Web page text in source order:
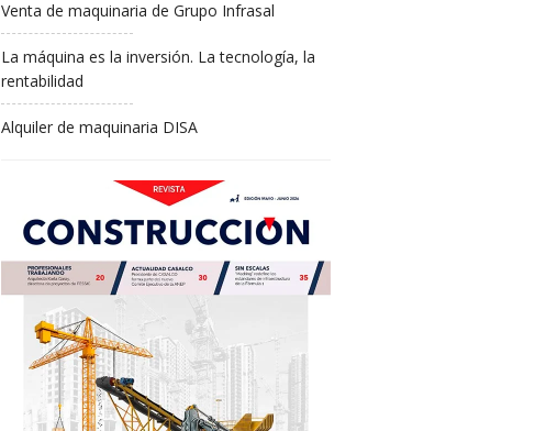
Venta de maquinaria de Grupo Infrasal
La máquina es la inversión. La tecnología, la
rentabilidad
Alquiler de maquinaria DISA